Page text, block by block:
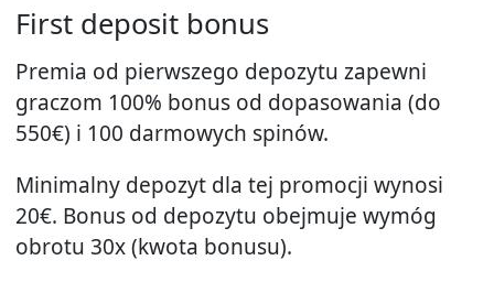
First deposit bonus
Premia od pierwszego depozytu zapewni
graczom 100% bonus od dopasowania (do
550€) i 100 darmowych spinów.
Minimalny depozyt dla tej promocji wynosi
20€. Bonus od depozytu obejmuje wymóg
obrotu 30x (kwota bonusu).